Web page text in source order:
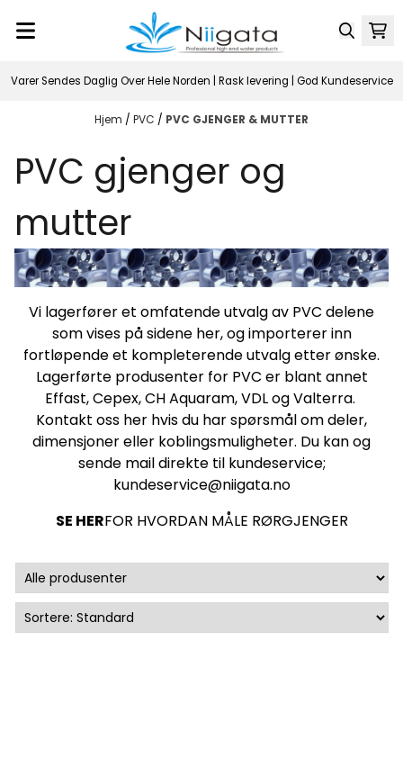
Varer Sendes Daglig Over Hele Norden | Rask levering | God Kundeservice
Hjem / PVC / PVC GJENGER & MUTTER
PVC gjenger og
mutter
Vi lagerfører et omfatende utvalg av PVC delene
som vises på sidene her, og importerer inn
fortløpende et kompleterende utvalg etter ønske.
Lagerførte produsenter for PVC er blant annet
Effast, Cepex, CH Aquaram, VDL og Valterra.
Kontakt oss her hvis du har spørsmål om deler,
dimensjoner eller koblingsmuligheter. Du kan og
sende mail direkte til kundeservice;
kundeservice@niigata.no
SE HERFOR HVORDAN MÅLE RØRGJENGER